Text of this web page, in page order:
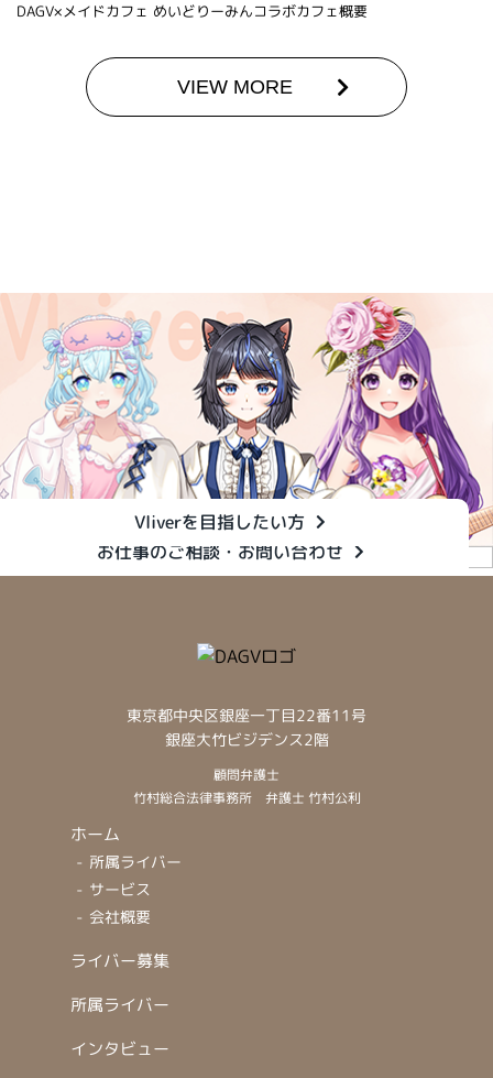
DAGV×メイドカフェ めいどりーみんコラボカフェ概要
VIEW MORE
Vliverを目指したい方
お仕事のご相談・お問い合わせ
東京都中央区銀座一丁目22番11号
銀座大竹ビジデンス2階
顧問弁護士
竹村総合法律事務所 弁護士 竹村公利
ホーム
所属ライバー
サービス
会社概要
ライバー募集
所属ライバー
インタビュー